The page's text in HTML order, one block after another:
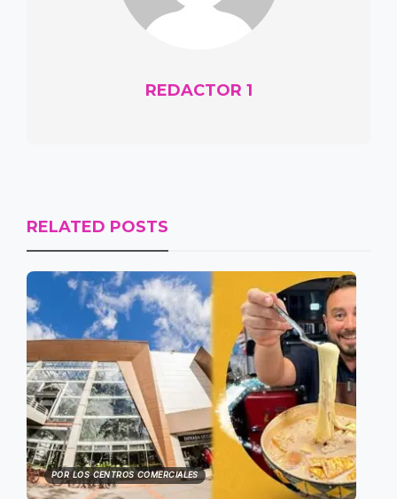
REDACTOR 1
RELATED POSTS
POR LOS CENTROS COMERCIALES